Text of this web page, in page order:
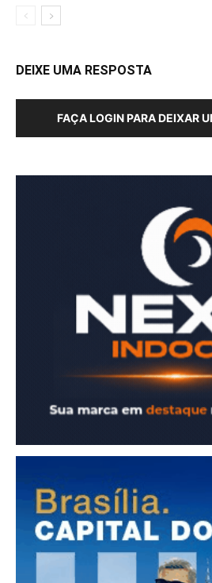
DEIXE UMA RESPOSTA
FAÇA LOGIN PARA DEIXAR